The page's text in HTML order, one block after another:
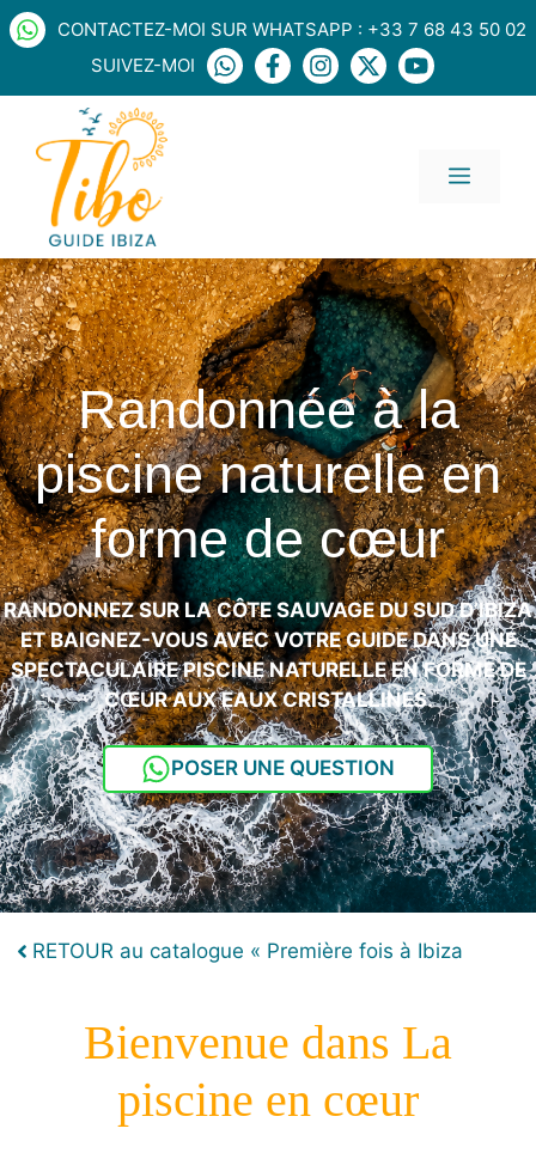
Aller
au
CONTACTEZ-MOI SUR WHATSAPP : +33 7 68 43 50 02
SUIVEZ-MOI
MENU
Randonnée à la
piscine naturelle en
forme de cœur
RANDONNEZ SUR LA CÔTE SAUVAGE DU SUD D’IBIZA
ET BAIGNEZ-VOUS AVEC VOTRE GUIDE DANS UNE
SPECTACULAIRE PISCINE NATURELLE EN FORME DE
CŒUR AUX EAUX CRISTALLINES.
POSER UNE QUESTION
RETOUR au catalogue « Première fois à Ibiza
Bienvenue dans La
piscine en cœur